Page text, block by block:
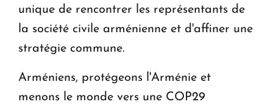
unique de rencontrer les représentants de
la société civile arménienne et d'affiner une
stratégie commune.
Arméniens, protégeons l'Arménie et
menons le monde vers une COP29